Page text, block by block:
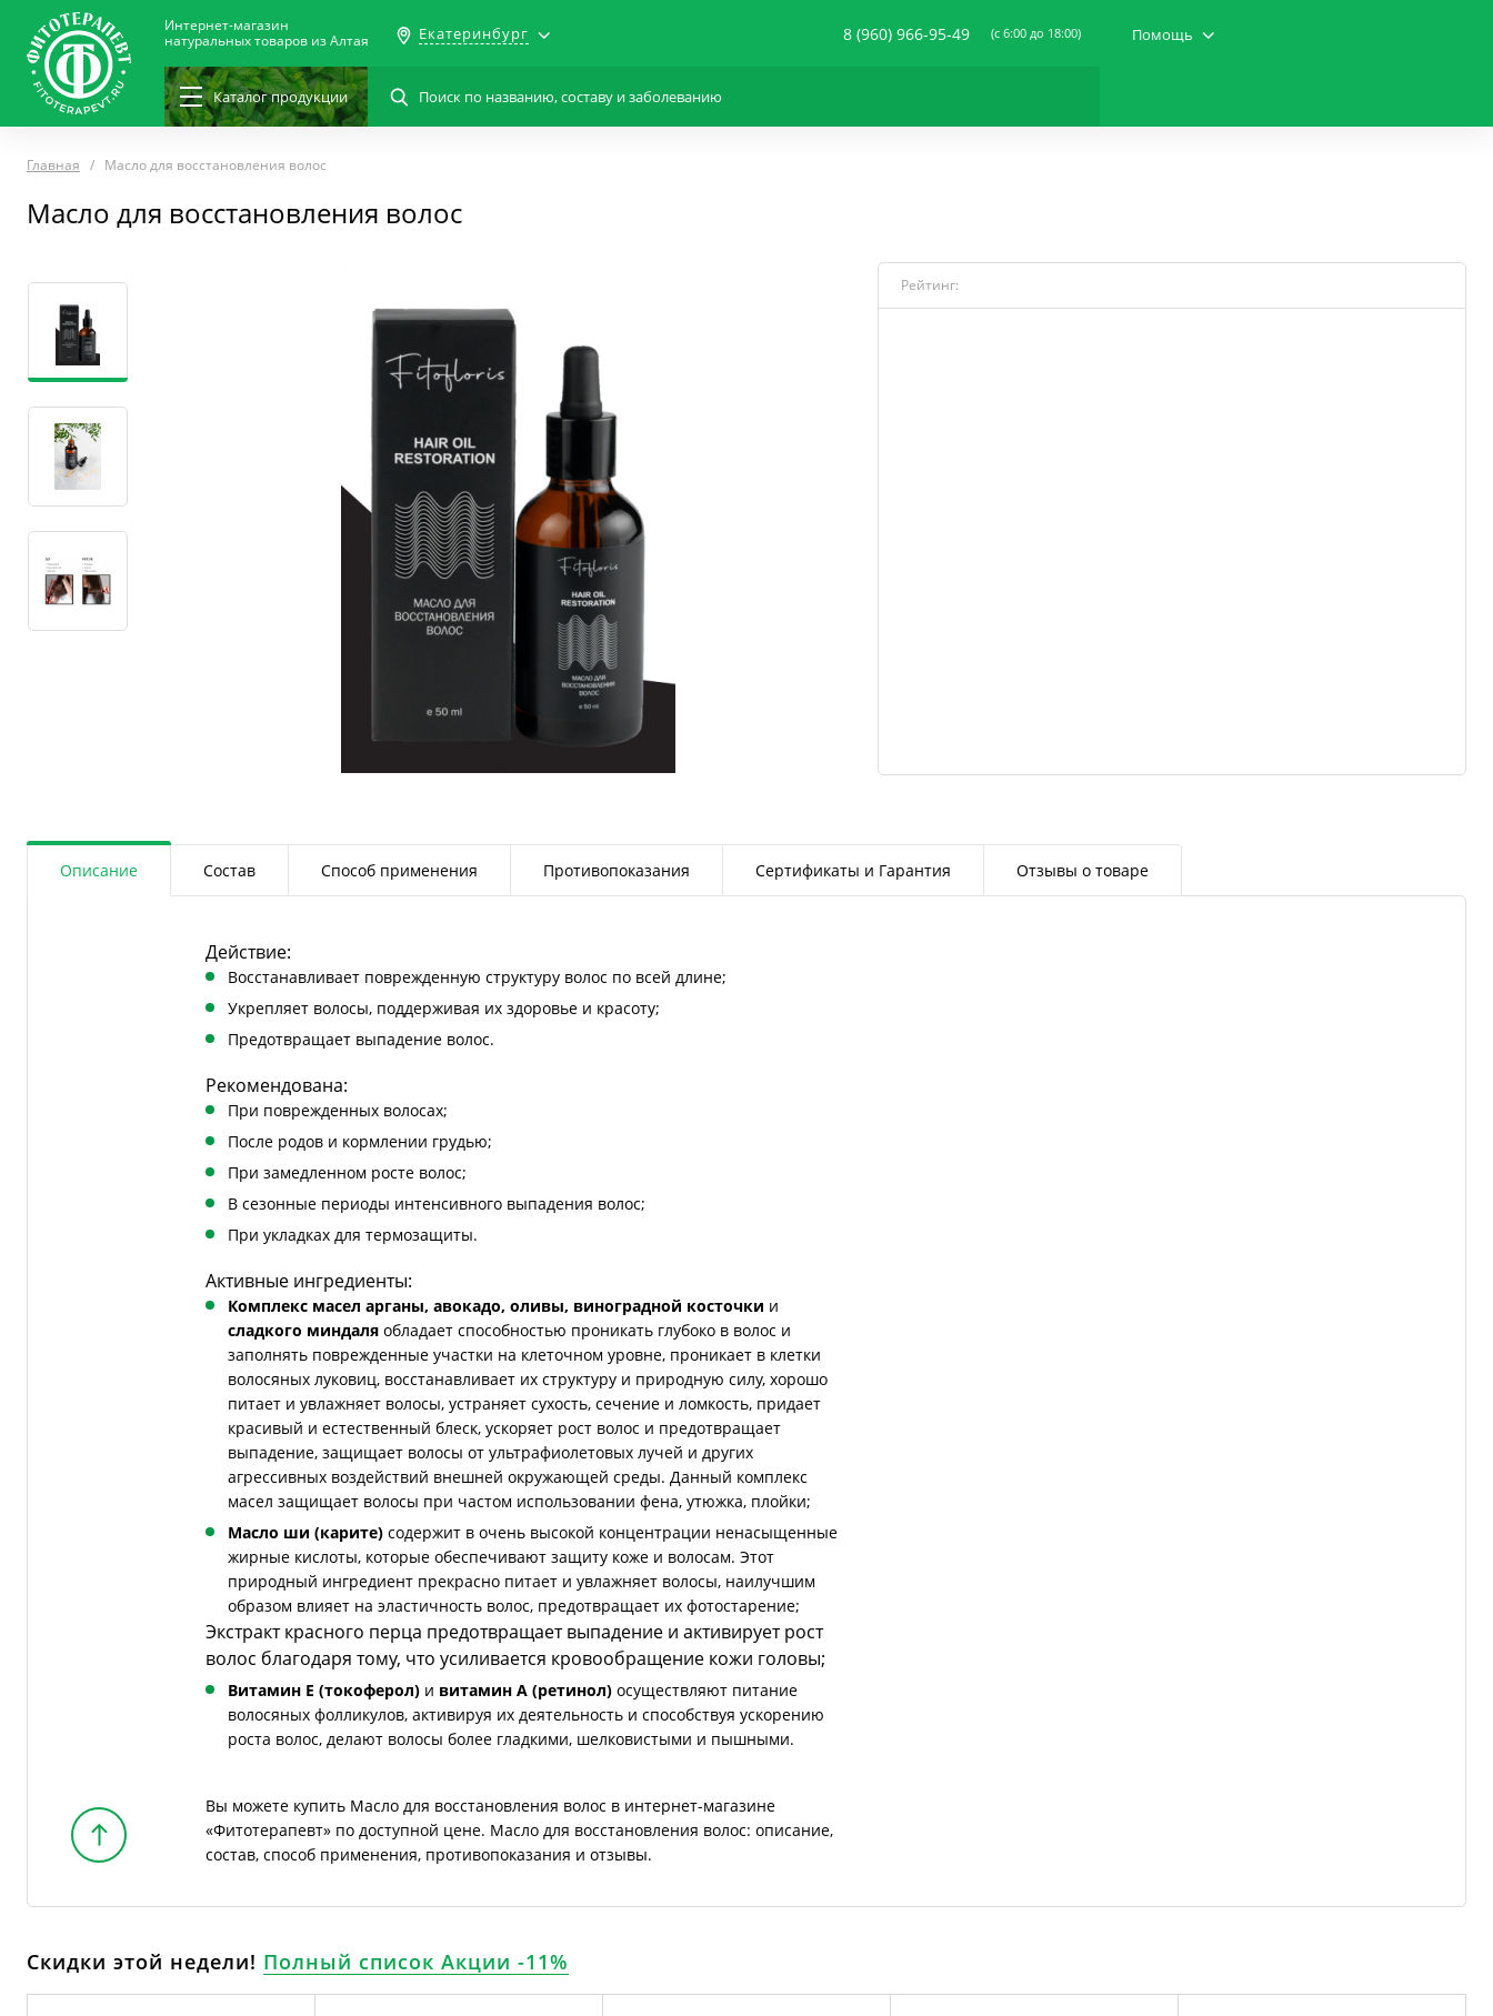
Интернет-магазин
натуральных товаров из Алтая
Екатеринбург 8 (960) 966-95-49 (c 6:00 до 18:00) Помощь
Каталогпродукции
Главная Масло для восстановления волос
Масло для восстановления волос
Рейтинг:
Описание Состав Способ применения Противопоказания Сертификаты и Гарантия Отзывы о товаре
Действие:
Восстанавливает поврежденную структуру волос по всей длине;
Укрепляет волосы, поддерживая их здоровье и красоту;
Предотвращает выпадение волос.
Рекомендована:
При поврежденных волосах;
После родов и кормлении грудью;
При замедленном росте волос;
В сезонные периоды интенсивного выпадения волос;
При укладках для термозащиты.
Активные ингредиенты:
Комплекс масел арганы, авокадо, оливы, виноградной косточки и
сладкого миндаля обладает способностью проникать глубоко в волос и
заполнять поврежденные участки на клеточном уровне, проникает в клетки
волосяных луковиц, восстанавливает их структуру и природную силу, хорошо
питает и увлажняет волосы, устраняет сухость, сечение и ломкость, придает
красивый и естественный блеск, ускоряет рост волос и предотвращает
выпадение, защищает волосы от ультрафиолетовых лучей и других
агрессивных воздействий внешней окружающей среды. Данный комплекс
масел защищает волосы при частом использовании фена, утюжка, плойки;
Масло ши (карите) содержит в очень высокой концентрации ненасыщенные
жирные кислоты, которые обеспечивают защиту коже и волосам. Этот
природный ингредиент прекрасно питает и увлажняет волосы, наилучшим
образом влияет на эластичность волос, предотвращает их фотостарение;
Экстракт красного перца предотвращает выпадение и активирует рост
волос благодаря тому, что усиливается кровообращение кожи головы;
Витамин Е (токоферол) и витамин А (ретинол) осуществляют питание
волосяных фолликулов, активируя их деятельность и способствуя ускорению
роста волос, делают волосы более гладкими, шелковистыми и пышными.
Вы можете купить Масло для восстановления волос в интернет-магазине
«Фитотерапевт» по доступной цене. Масло для восстановления волос: описание,
состав, способ применения, противопоказания и отзывы.
Скидки этой недели! Полный список Акции -11%